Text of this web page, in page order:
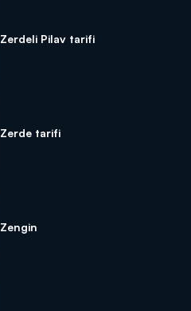
Zerdeli Pilav tarifi
Zerde tarifi
Zengin